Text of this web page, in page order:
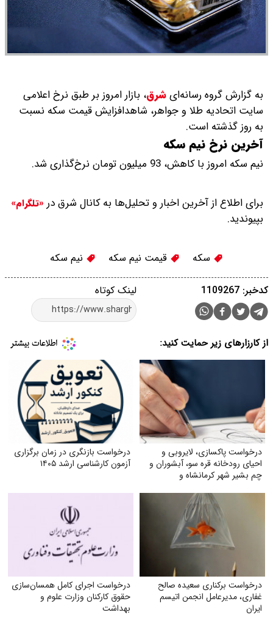
به گزارش گروه رسانه‌ایشرق، بازار امروز بر طبق نرخ اعلامی
سایت اتحادیه طلا و جواهر، شاهدافزایش قیمت‌‌‌‌ سکه نسبت
به روز گذشته است.
آخرین نرخ نیم سکه
نیم سکه امروز با کاهش، 93 میلیون تومان نرخ‌گذاری شد.
برای اطلاع از آخرین اخبار و تحلیل‌ها به کانال شرق در «تلگرام»
بپیوندید.
سکه قیمت نیم سکه نیم سکه
لینک کوتاه کدخبر: 1109267
از کارزارهای زیر حمایت کنید:
درخواست پاکسازی، لایروبی و
احیای رودخانه قره سو، آبشوران و
چم بشیر شهر کرمانشاه و
(گاماسیاب، دینورآب، سیمره)
درخواست بازنگری در زمان برگزاری
آزمون کارشناسی ارشد ۱۴۰۵
درخواست برکناری سعیده صالح
غفاری، مدیرعامل انجمن اتیسم
ایران
درخواست اجرای کامل همسان‌سازی
حقوق کارکنان وزارت علوم و
بهداشت